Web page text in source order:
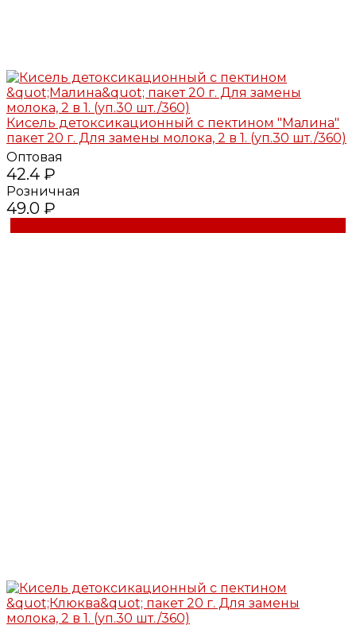
Кисель детоксикационный с пектином "Малина"
пакет 20 г. Для замены молока, 2 в 1. (уп.30 шт./360)
Оптовая
42.4 ₽
Розничная
49.0 ₽